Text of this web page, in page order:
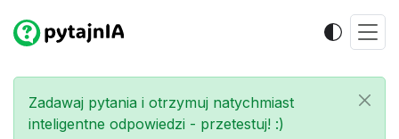
Zadawaj pytania i otrzymuj natychmiast
inteligentne odpowiedzi - przetestuj! :)